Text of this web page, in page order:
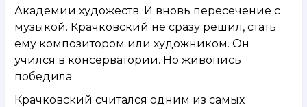
Академии художеств. И вновь пересечение с
музыкой. Крачковский не сразу решил, стать
ему композитором или художником. Он
учился в консерватории. Но живопись
победила.
Крачковский считался одним из самых